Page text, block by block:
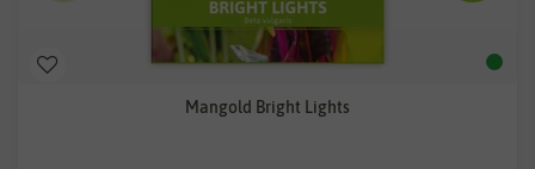
Mangold Bright Lights